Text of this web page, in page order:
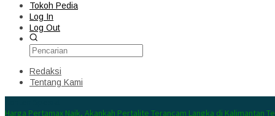
Tokoh Pedia
Log In
Log Out
Redaksi
Tentang Kami
Harga Pertamax Naik, Akankah Pertalite Terancam Langka di Kalimantan